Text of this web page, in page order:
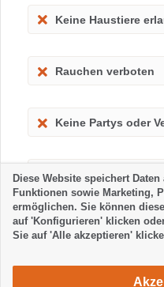
Keine Haustiere
Rauchen verboten
Keine Partys oder
Kinder erlaubt
Diese Website speichert
Funktionen sowie Marketing,
ermöglichen. Sie können
auf 'Konfigurieren' klicken
Sie auf 'Alle akzeptieren'